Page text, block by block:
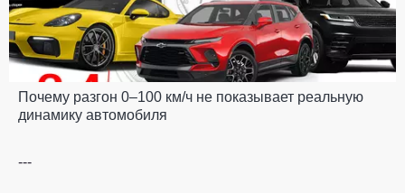
Почему разгон 0–100 км/ч не показывает реальную
динамику автомобиля
---